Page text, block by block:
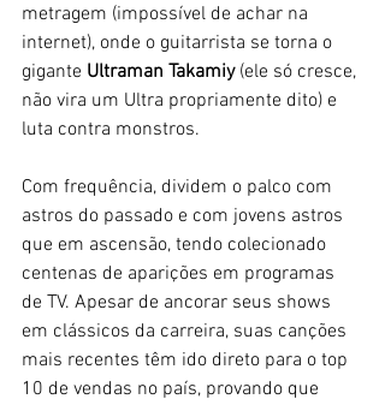
metragem (impossível de achar na
internet), onde o guitarrista se torna o
gigante Ultraman Takamiy (ele só cresce,
não vira um Ultra propriamente dito) e
luta contra monstros.
Com frequência, dividem o palco com
astros do passado e com jovens astros
que em ascensão, tendo colecionado
centenas de aparições em programas
de TV. Apesar de ancorar seus shows
em clássicos da carreira, suas canções
mais recentes têm ido direto para o top
10 de vendas no país, provando que